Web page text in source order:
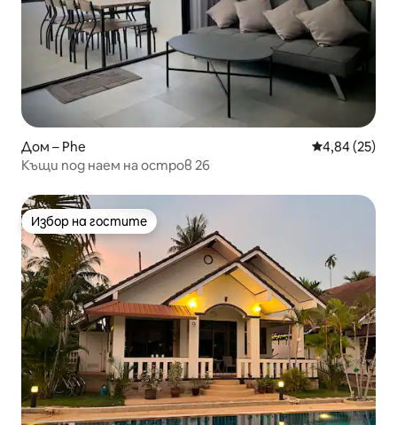
Дом – Phe Средна
4,84 (25)
Къщи под наем на остров 26
Избор на гостите
Избор на гостите